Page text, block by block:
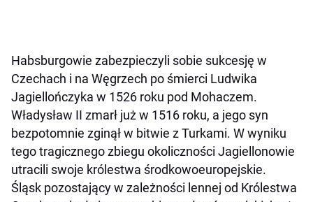
Habsburgowie zabezpieczyli sobie sukcesję w
Czechach i na Węgrzech po śmierci Ludwika
Jagiellończyka w 1526 roku pod Mohaczem.
Władysław II zmarł już w 1516 roku, a jego syn
bezpotomnie zginął w bitwie z Turkami. W wyniku
tego tragicznego zbiegu okoliczności Jagiellonowie
utracili swoje królestwa środkowoeuropejskie.
Śląsk pozostający w zależności lennej od Królestwa